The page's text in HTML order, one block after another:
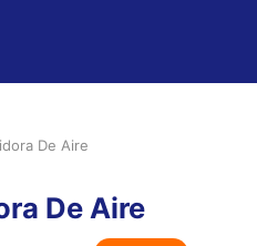
De Aire
De Aire